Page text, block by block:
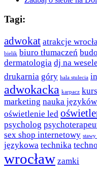
Tagi:
adwokat atrakcje
bielik biuro tłumaczeń
dermatologia dj na wesele
drukarnia góry hala stulecia
adwokacka karpacz
marketing nauka
oświetlenie led
psycholog
sex shop internetowy
językowa technika
wrocław zamki